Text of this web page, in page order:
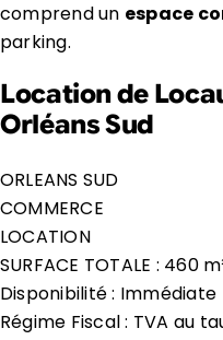
comprend un espace
parking.
Location de
Orléans Sud
ORLEANS SUD
COMMERCE
LOCATION
SURFACE TOTALE : 460
Disponibilité : Immédiate
Régime Fiscal : TVA au